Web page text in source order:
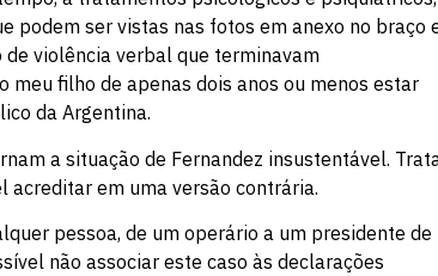
podem ser vistas nas fotos em anexo no braço
de violência verbal que terminavam
meu filho de apenas dois anos ou menos estar
da Argentina.
a situação de Fernandez insustentável.
acreditar em uma versão contrária.
pessoa, de um operário a um presidente de
não associar este caso às declarações